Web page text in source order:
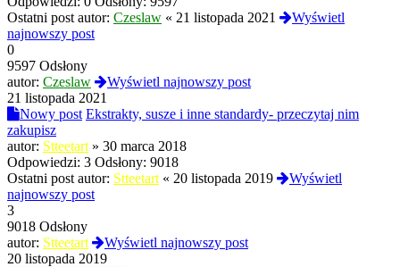
Ostatni post autor: Czeslaw « 21 listopada 2021
Wyświetl
najnowszy post
0
9597 Odsłony
autor: Czeslaw
Wyświetl najnowszy post
21 listopada 2021
Nowy post Ekstrakty, susze i inne standardy- przeczytaj nim
zakupisz
autor: Stteetart » 30 marca 2018
Odpowiedzi: 3 Odsłony: 9018
Ostatni post autor: Stteetart « 20 listopada 2019
Wyświetl
najnowszy post
3
9018 Odsłony
autor: Stteetart
Wyświetl najnowszy post
20 listopada 2019